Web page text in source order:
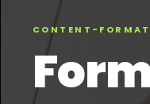
CONTENT-